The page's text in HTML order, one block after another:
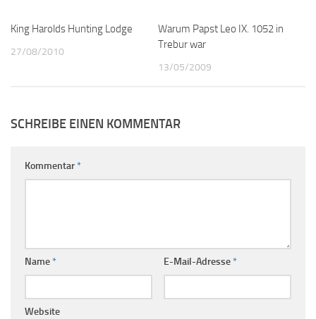
King Harolds Hunting Lodge
27/08/2010
Warum Papst Leo IX. 1052 in
Trebur war
13/05/2009
SCHREIBE EINEN KOMMENTAR
Kommentar*
Name* E-Mail-Adresse*
Website